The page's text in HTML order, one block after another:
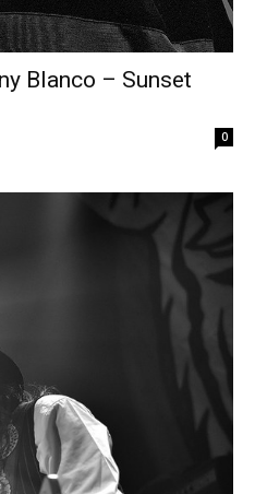
Blanco – Sunset
0